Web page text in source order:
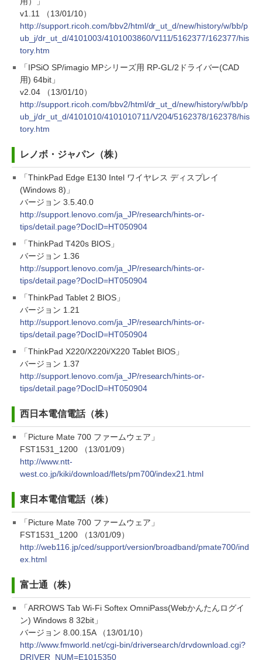
v1.11 （13/01/10）
http://support.ricoh.com/bbv2/html/dr_ut_d/new/history/w/bb/p
ub_j/dr_ut_d/4101003/4101003860/V111/5162377/162377/his
tory.htm
「IPSiO SP/imagio MPシリーズ用 RP-GL/2ドライバー(CAD
用) 64bit」
v2.04 （13/01/10）
http://support.ricoh.com/bbv2/html/dr_ut_d/new/history/w/bb/p
ub_j/dr_ut_d/4101010/4101010711/V204/5162378/162378/his
tory.htm
レノボ・ジャパン（株）
「ThinkPad Edge E130 Intel ワイヤレス ディスプレイ
(Windows 8)」
バージョン 3.5.40.0
http://support.lenovo.com/ja_JP/research/hints-or-
tips/detail.page?DocID=HT050904
「ThinkPad T420s BIOS」
バージョン 1.36
http://support.lenovo.com/ja_JP/research/hints-or-
tips/detail.page?DocID=HT050904
「ThinkPad Tablet 2 BIOS」
バージョン 1.21
http://support.lenovo.com/ja_JP/research/hints-or-
tips/detail.page?DocID=HT050904
「ThinkPad X220/X220i/X220 Tablet BIOS」
バージョン 1.37
http://support.lenovo.com/ja_JP/research/hints-or-
tips/detail.page?DocID=HT050904
西日本電信電話（株）
「Picture Mate 700 ファームウェア」
FST1531_1200 （13/01/09）
http://www.ntt-
west.co.jp/kiki/download/flets/pm700/index21.html
東日本電信電話（株）
「Picture Mate 700 ファームウェア」
FST1531_1200 （13/01/09）
http://web116.jp/ced/support/version/broadband/pmate700/ind
ex.html
富士通（株）
「ARROWS Tab Wi-Fi Softex OmniPass(Webかんたんログイ
ン) Windows 8 32bit」
バージョン 8.00.15A （13/01/10）
http://www.fmworld.net/cgi-bin/driversearch/drvdownload.cgi?
DRIVER_NUM=E1015350